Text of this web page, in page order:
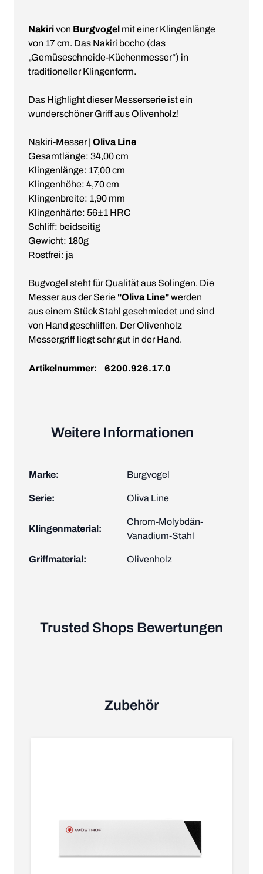
Nakirivon Burgvogel mit einer Klingenlänge
von 17 cm. Das Nakiri bocho (das
„Gemüseschneide-Küchenmesser“) in
traditioneller Klingenform.
Das Highlight dieser Messerserie ist ein
wunderschöner Griff aus Olivenholz!
Nakiri-Messer | Oliva Line
Gesamtlänge: 34,00 cm
Klingenlänge: 17,00 cm
Klingenhöhe: 4,70 cm
Klingenbreite: 1,90 mm
Klingenhärte: 56±1 HRC
Schliff: beidseitig
Gewicht: 180g
Rostfrei: ja
Bugvogel steht für Qualität aus Solingen. Die
Messer aus der Serie "Oliva Line"werden
aus einem Stück Stahl geschmiedet und sind
von Hand geschliffen. Der Olivenholz
Messergriff liegt sehr gut in der Hand.
Artikelnummer: 6200.926.17.0
Weitere Informationen
Marke: Burgvogel
Serie: Oliva Line
Klingenmaterial:
Chrom-Molybdän-
Vanadium-Stahl
Griffmaterial: Olivenholz
Trusted Shops Bewertungen
Zubehör